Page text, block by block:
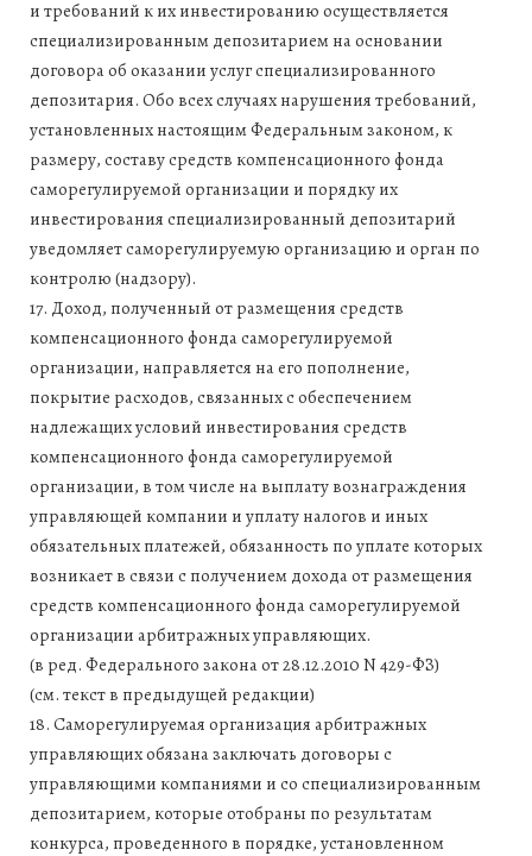
и требований к их инвестированию осуществляется
специализированным депозитарием на основании
договора об оказании услуг специализированного
депозитария. Обо всех случаях нарушения требований,
установленных настоящим Федеральным законом, к
размеру, составу средств компенсационного фонда
саморегулируемой организации и порядку их
инвестирования специализированный депозитарий
уведомляет саморегулируемую организацию и орган по
контролю (надзору).
17. Доход, полученный от размещения средств
компенсационного фонда саморегулируемой
организации, направляется на его пополнение,
покрытие расходов, связанных с обеспечением
надлежащих условий инвестирования средств
компенсационного фонда саморегулируемой
организации, в том числе на выплату вознаграждения
управляющей компании и уплату налогов и иных
обязательных платежей, обязанность по уплате которых
возникает в связи с получением дохода от размещения
средств компенсационного фонда саморегулируемой
организации арбитражных управляющих.
(в ред. Федерального закона от 28.12.2010 N 429-ФЗ)
(см. текст в предыдущей редакции)
18. Саморегулируемая организация арбитражных
управляющих обязана заключать договоры с
управляющими компаниями и со специализированным
депозитарием, которые отобраны по результатам
конкурса, проведенного в порядке, установленном